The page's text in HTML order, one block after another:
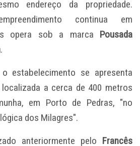
endereço da propriedade.
continua em
opera sob a marca Pousada
.
estabelecimento se apresenta
a cerca de 400 metros
em Porto de Pedras, "no
dos Milagres".
anteriormente pelo Francês